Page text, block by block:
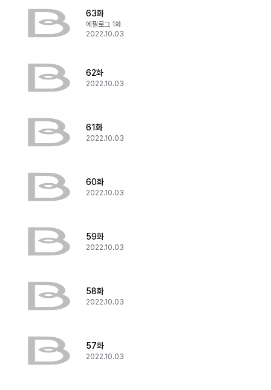
63화
에필로그 1화
2022.10.03
62화
2022.10.03
61화
2022.10.03
60화
2022.10.03
59화
2022.10.03
58화
2022.10.03
57화
2022.10.03